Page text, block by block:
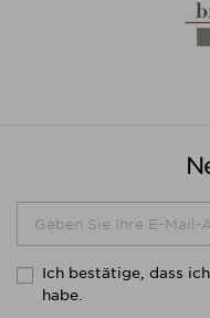
Ich bestätige, dass
habe.